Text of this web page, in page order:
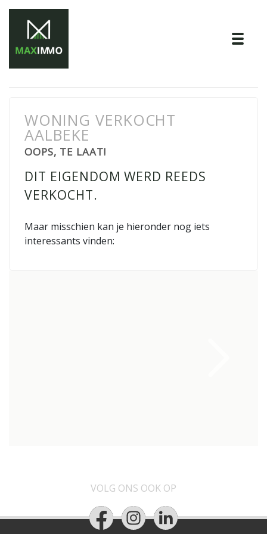
WONING VERKOCHT
AALBEKE
OOPS, TE LAAT!
DIT EIGENDOM WERD REEDS
VERKOCHT.
Maar misschien kan je hieronder nog iets
interessants vinden:
VOLG ONS OOK OP